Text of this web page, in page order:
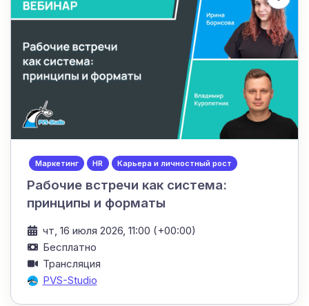
Маркетинг HR Карьера и личностный рост
Рабочие встречи как система:
принципы и форматы
чт, 16 июля 2026, 11:00 (+00:00)
Бесплатно
Трансляция
PVS-Studio